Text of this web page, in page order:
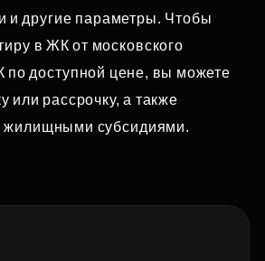
и другие параметры. Чтобы
в ЖК от московского
по доступной цене, вы можете
или рассрочку, а также
жилищными субсидиями.